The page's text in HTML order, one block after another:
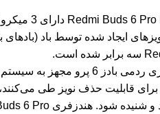
هر کدام از ایرفون های
برای قابلیت حذف نویز طی